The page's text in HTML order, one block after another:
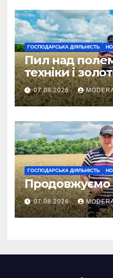
ГОСПОДАРСЬКА ДІЯЛЬНІСТЬ
Пил над
техніки і
колосся — так
справжнє
07.08.2026
ГОСПОДАРСЬКА ДІЯЛЬНІСТЬ
Продовжуємо
07.08.2026